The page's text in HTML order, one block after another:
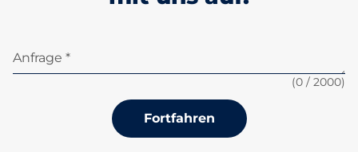
Anfrage *
(0 / 2000)
Fortfahren